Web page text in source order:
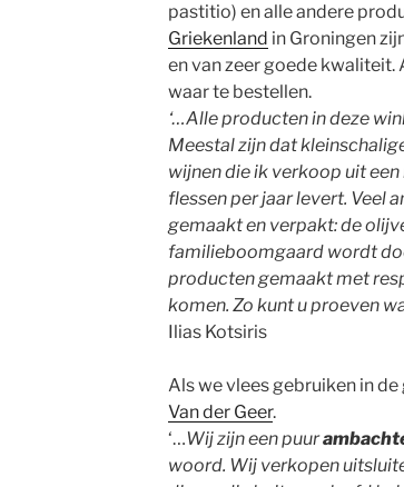
pastitio) en alle andere
Griekenland in Groningen
en van zeer goede kwaliteit.
waar te bestellen.
‘…Alle producten in deze
Meestal zijn dat
wijnen die ik verkoop uit
flessen per jaar levert. Veel
gemaakt en verpakt: de
familieboomgaard wordt
producten gemaakt met
komen. Zo kunt u proeven
Ilias Kotsiris
Als we vlees gebruiken in
Van der Geer.
‘…Wij zijn een puur
woord. Wij verkopen